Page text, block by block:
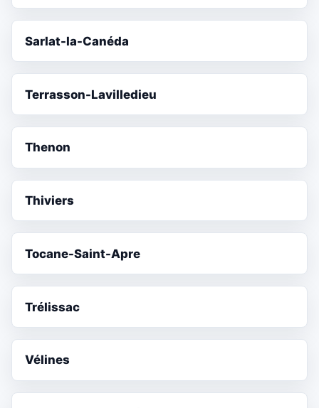
Sarlat-la-Canéda
Terrasson-Lavilledieu
Thenon
Thiviers
Tocane-Saint-Apre
Trélissac
Vélines